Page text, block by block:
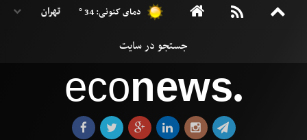
دمای کنونی: 34 °
econews●